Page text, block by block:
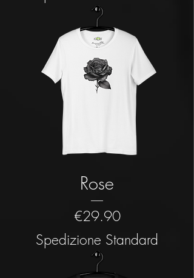
Rose
Price
€29.90
Spedizione Standard